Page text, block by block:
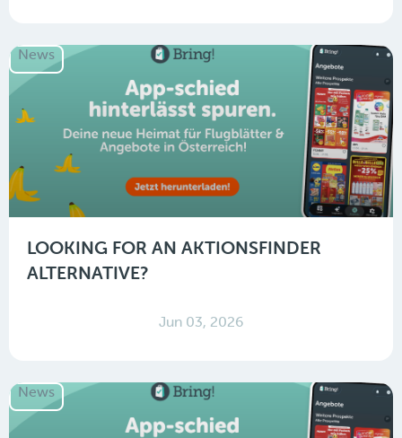
News
LOOKING FOR AN AKTIONSFINDER
ALTERNATIVE?
Jun 03, 2026
News